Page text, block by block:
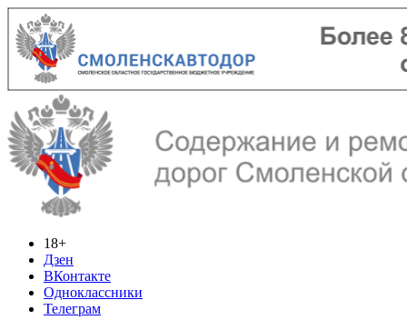
18+
Дзен
ВКонтакте
Одноклассники
Телеграм